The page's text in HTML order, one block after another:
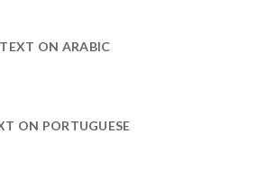
TEXT ON ARABIC
ON PORTUGUESE